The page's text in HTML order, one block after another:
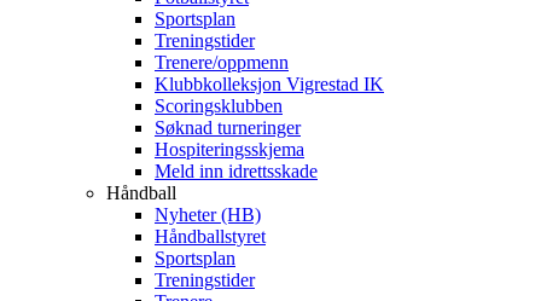
Sportsplan
Treningstider
Trenere/oppmenn
Klubbkolleksjon Vigrestad IK
Scoringsklubben
Søknad turneringer
Hospiteringsskjema
Meld inn idrettsskade
Håndball
Nyheter (HB)
Håndballstyret
Sportsplan
Treningstider